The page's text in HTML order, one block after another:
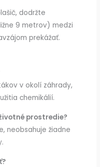
dodržte
9 metrov) medzi
prekážať.
v okolí záhrady,
chemikálií.
prostredie?
neobsahuje žiadne